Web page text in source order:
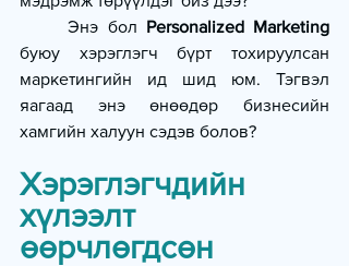
	Энэ бол
Personalized Marketing
буюу хэрэглэгч бүрт тохируулсан
маркетингийн ид шид юм. Тэгвэл
яагаад энэ өнөөдөр бизнесийн
хамгийн халуун сэдэв болов?
Хэрэглэгчдийн
хүлээлт
өөрчлөгдсөн